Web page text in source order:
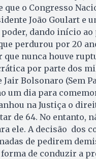
que o Congresso
João Goulart e
dando início ao
perdurou por 20
que nunca houve
por parte dos
Jair Bolsonaro (Sem
um dia para
na Justiça o
de 64. No entanto,
ele. A decisão dos
de pedirem
de conduzir a